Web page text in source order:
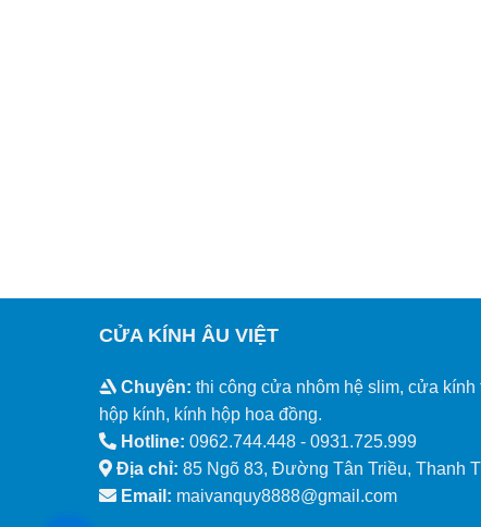
CỬA KÍNH ÂU VIỆT
Chuyên: thi công cửa nhôm hệ slim, cửa kính
hộp kính, kính hộp hoa đồng.
Hotline: 0962.744.448 - 0931.725.999
Địa chỉ: 85 Ngõ 83, Đường Tân Triều, Thanh
Email: maivanquy8888@gmail.com